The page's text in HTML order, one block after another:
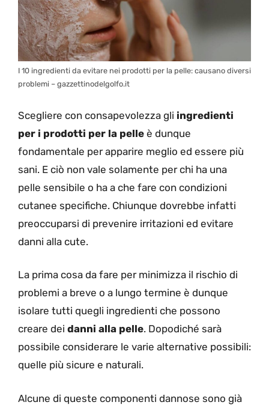
I 10 ingredienti da evitare nei prodotti per la pelle: causano diversi
problemi – gazzettinodelgolfo.it
Scegliere con consapevolezza gli ingredienti
per i prodotti per la pelle è dunque
fondamentale per apparire meglio ed essere più
sani. E ciò non vale solamente per chi ha una
pelle sensibile o ha a che fare con condizioni
cutanee specifiche. Chiunque dovrebbe infatti
preoccuparsi di prevenire irritazioni ed evitare
danni alla cute.
La prima cosa da fare per minimizza il rischio di
problemi a breve o a lungo termine è dunque
isolare tutti quegli ingredienti che possono
creare dei danni alla pelle. Dopodiché sarà
possibile considerare le varie alternative possibili:
quelle più sicure e naturali.
Alcune di queste componenti dannose sono già